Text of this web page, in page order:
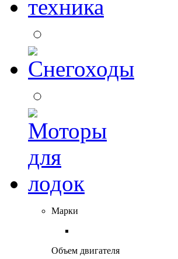
Марки
Объем двигателя